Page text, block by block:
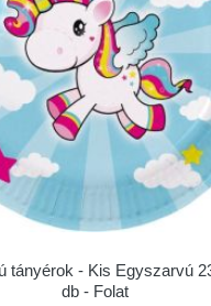
tányérok - Kis Egyszarvú
db - Folat